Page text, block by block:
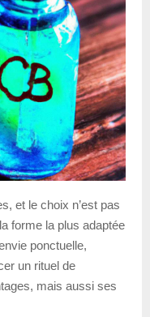
et le choix n’est pas
forme la plus adaptée
ponctuelle,
un rituel de
mais aussi ses